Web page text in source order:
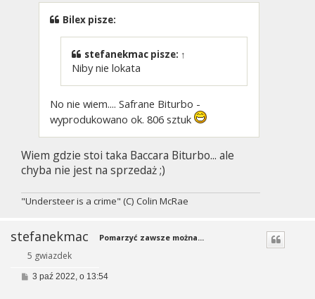
Bilex pisze:
stefanekmac pisze: ↑
Niby nie lokata
No nie wiem.... Safrane Biturbo -
wyprodukowano ok. 806 sztuk
Wiem gdzie stoi taka Baccara Biturbo... ale
chyba nie jest na sprzedaż ;)
"Understeer is a crime" (C) Colin McRae
stefanekmac
5 gwiazdek
Pomarzyć zawsze można...
P3 paź 2022, o 13:54